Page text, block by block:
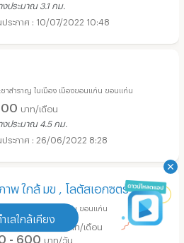
ำเลใกล้เคียง
งประมาณ 3.1 กม.
10/07/2022 10:48
ชาสำราญ ในเมือง เมืองขอนแก่น ขอนแก่น
บาท/เดือน
งประมาณ 4.5 กม.
26/06/2022 8:28
พ ใกล้ มข , โลตัสเอกซตร้า
ภาพ ศิลา เมืองขอนแก่น ขอนแก่น
- 3,500 บาท/เดือน
- 600 บาท/วัน